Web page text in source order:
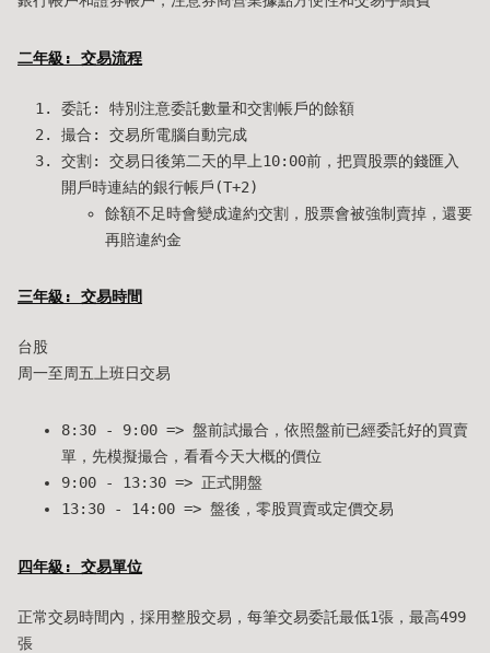
二年級: 交易流程
委託: 特別注意委託數量和交割帳戶的餘額
撮合: 交易所電腦自動完成
交割: 交易日後第二天的早上10:00前，把買股票的錢匯入
開戶時連結的銀行帳戶(T+2)
餘額不足時會變成違約交割，股票會被強制賣掉，還要
再賠違約金
三年級: 交易時間
台股
周一至周五上班日交易
8:30 - 9:00 => 盤前試撮合，依照盤前已經委託好的買賣
單，先模擬撮合，看看今天大概的價位
9:00 - 13:30 => 正式開盤
13:30 - 14:00 => 盤後，零股買賣或定價交易
四年級: 交易單位
正常交易時間內，採用整股交易，每筆交易委託最低1張，最高499
張